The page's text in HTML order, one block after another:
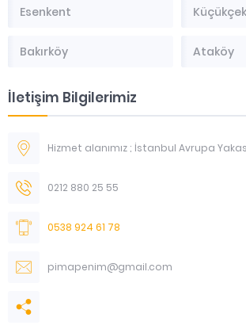
Esenkent
Bakırköy Ataköy
İletişim Bilgilerimiz
Hizmet alanımız ; İstanbul Avrupa
0212 880 25 55
0538 924 61 78
pimapenim@gmail.com